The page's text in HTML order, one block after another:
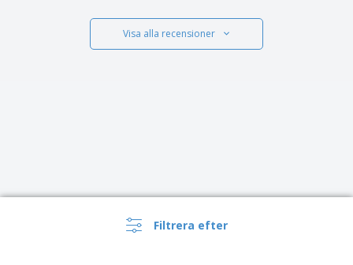
Filtrera efter
Visa alla recensioner